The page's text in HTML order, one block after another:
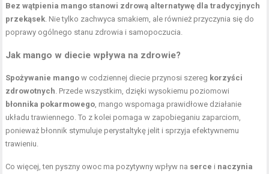
Bez wątpienia mango stanowi zdrową alternatywę dla tradycyjnych
przekąsek . Nie tylko zachwyca smakiem, ale również przyczynia się do
poprawy ogólnego stanu zdrowia i samopoczucia.
Jak mango w diecie wpływa na zdrowie?
Spożywanie mango w codziennej diecie przynosi szereg korzyści
zdrowotnych . Przede wszystkim, dzięki wysokiemu poziomowi
błonnika pokarmowego , mango wspomaga prawidłowe działanie
układu trawiennego. To z kolei pomaga w zapobieganiu zaparciom,
ponieważ błonnik stymuluje perystaltykę jelit i sprzyja efektywnemu
trawieniu.
Co więcej, ten pyszny owoc ma pozytywny wpływ na serce i naczynia